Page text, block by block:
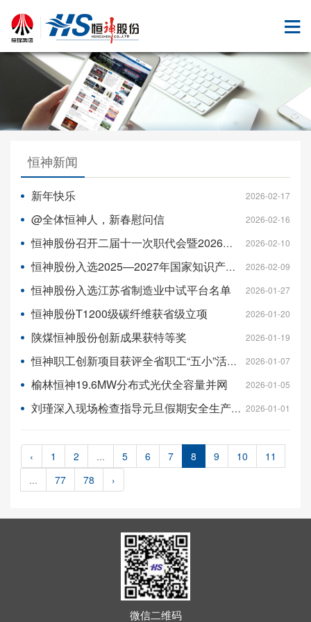
恒神新闻
新年快乐 2026-02-17
@全体恒神人，新春慰问信 2026-02-16
恒神股份召开二届十一次职代会暨2026年工作会、安全环保工作会 2026-02-10
恒神股份入选2025—2027年国家知识产权强国建设示范创建对象名单 2026-02-09
恒神股份入选江苏省制造业中试平台名单 2026-01-27
恒神股份T1200级碳纤维获省级立项 2026-01-20
陕煤恒神股份创新成果获特等奖 2026-01-19
恒神职工创新项目获评全省职工“五小”活动省级项目 2026-01-07
榆林恒神19.6MW分布式光伏全容量并网 2026-01-05
刘瑾深入现场检查指导元旦假期安全生产工作 2026-01-01
‹ 1 2 ... 5 6 7 8 9 10
11
...
77 78 ›
微信二维码